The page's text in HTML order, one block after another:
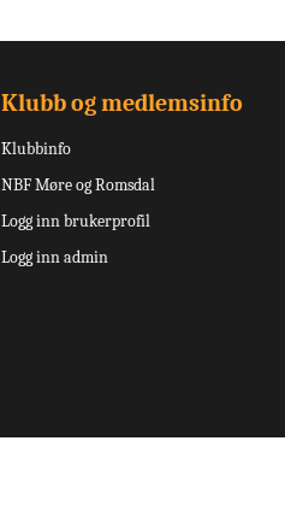
Klubb og medlemsinfo
Klubbinfo
NBF Møre og Romsdal
Logg inn brukerprofil
Logg inn admin